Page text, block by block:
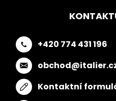
+420 774 431 196
Kontaktní